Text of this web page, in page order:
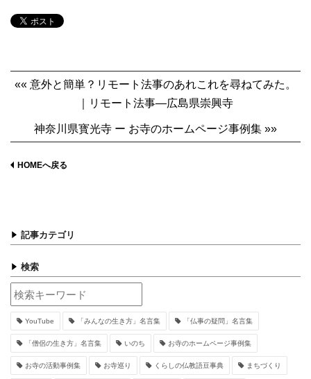
«« 意外と簡単？リモート法事のあれこれを尋ねてみた。
｜リモート法事―広島県崇興寺
神奈川県寳光寺 ー お寺のホームページ事例集 »»
HOMEへ戻る
記事カテゴリ
検索
YouTube 「みんなの生き方」名言集 「仏事の疑問」名言集
「僧侶の生き方」名言集 いのち お寺のホームページ事例集
お寺の活動事例集 お寺巡り くらしの仏教語豆事典 まちづくり